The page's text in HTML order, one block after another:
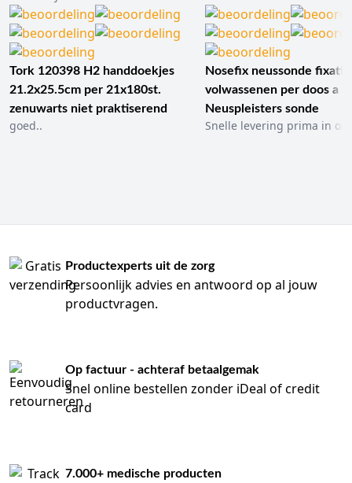
Tork 120398 H2 handdoekjes
21.2x25.5cm per 21x180st.
zenuwarts niet praktiserend
goed..
Nosefix neussonde
volwassenen per doos a
Neuspleisters sonde
Snelle levering prima in
Productexperts uit de zorg
Persoonlijk advies en antwoord op al jouw
productvragen.
Op factuur - achteraf betaalgemak
Snel online bestellen zonder iDeal of credit
card
7.000+ medische producten